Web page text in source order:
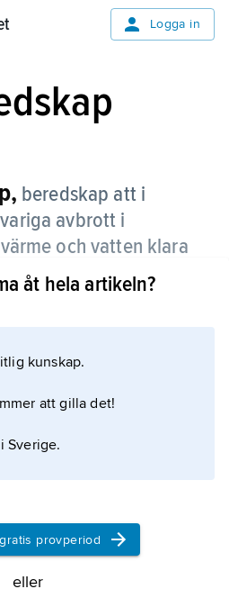
Logga in
beredskap att i
avbrott i
och vatten klara
förvaring av mat
av
åt hela artikeln?
kunskap.
att gilla det!
Sverige.
provperiod
eller